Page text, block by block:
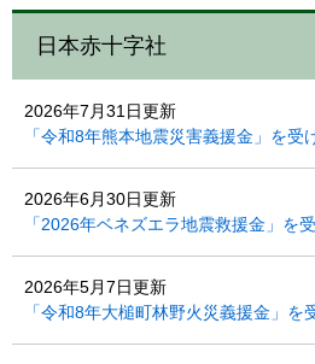
日本赤十字社
2026年7月31日更新
「令和8年熊本地震災害義援金」を受
2026年6月30日更新
「2026年ベネズエラ地震救援金」を
2026年5月7日更新
「令和8年大槌町林野火災義援金」を